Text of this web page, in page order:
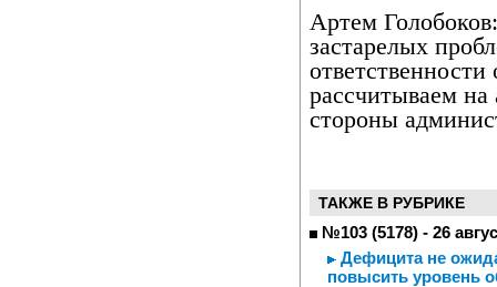
Артем
застарелых
рассчитываем
стороны
ТАКЖЕ В РУБРИКЕ
№103 (5178) - 26
Дефицита не
повысить уровень